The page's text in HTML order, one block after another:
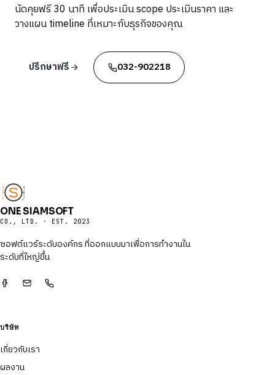
นัดคุยฟรี 30 นาที เพื่อประเมิน scope ประเมินราคา และ
วางแผน timeline ที่เหมาะกับธุรกิจของคุณ
ปรึกษาฟรี 032-902218
ONE SIAMSOFT
CO., LTD. · EST. 2023
ซอฟต์แวร์ระดับองค์กร ที่ออกแบบมาเพื่อการทำงานใน
ระดับที่ใหญ่ขึ้น
บริษัท
เกี่ยวกับเรา
ผลงาน